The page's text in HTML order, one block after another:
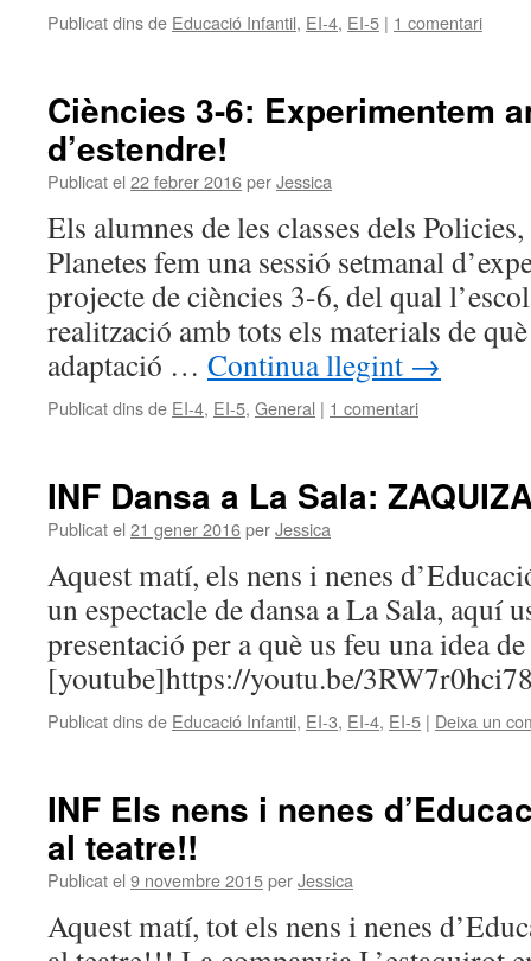
Publicat dins de Educació Infantil, EI-4, EI-5 | 1 comentari
Ciències 3-6: Experimentem
d’estendre!
Publicat el 22 febrer 2016perJessica
Els alumnes de les classes dels
Planetes fem una sessió setmanal
projecte de ciències 3-6, del qual
realització amb tots els materials de
adaptació … Continua llegint →
Publicat dins de EI-4, EI-5, General | 1 comentari
INF Dansa a La Sala:
Publicat el 21 gener 2016perJessica
Aquest matí, els nens i nenes
un espectacle de dansa a La Sala, aquí
presentació per a què us feu una idea
[youtube]https://youtu.be/
Publicat dins de Educació Infantil, EI-3, EI-4, EI-5 | Deixa un
INF Els nens i nenes
al teatre!!
Publicat el 9 novembre 2015perJessica
Aquest matí, tot els nens i nenes